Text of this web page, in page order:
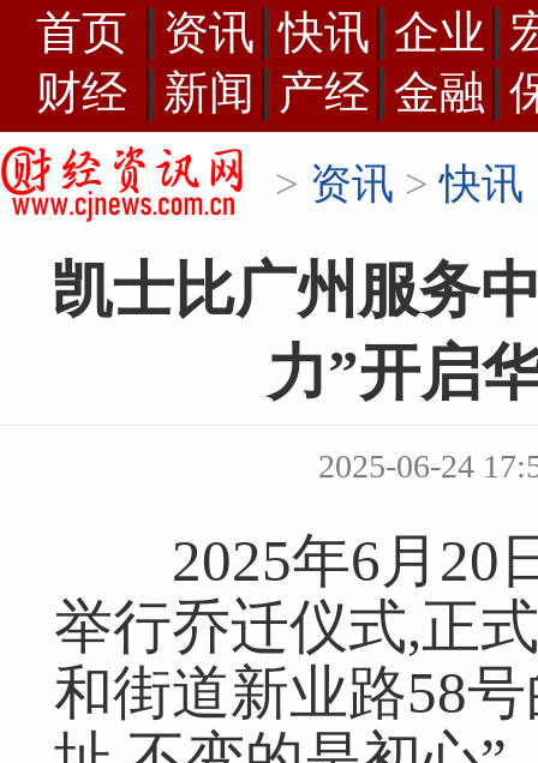
首页 资讯 快讯 企业
财经
新闻 产经 金融
> 资讯 >快讯
凯士比广州服务
力”开启
2025-06-24
2025年6月20
举行乔迁仪式,正
和街道新业路58